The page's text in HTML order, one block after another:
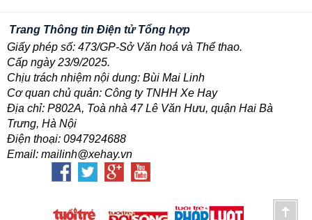
Trang Thông tin Điện tử Tổng hợp
Giấy phép số: 473/GP-Sở Văn hoá và Thể thao.
Cấp ngày 23/9/2025.
Chịu trách nhiệm nội dung: Bùi Mai Linh
Cơ quan chủ quản: Công ty TNHH Xe Hay
Địa chỉ: P802A, Toà nhà 47 Lê Văn Hưu, quận Hai Bà
Trưng, Hà Nội
Điện thoại: 0947924688
Email: mailinh@xehay.vn